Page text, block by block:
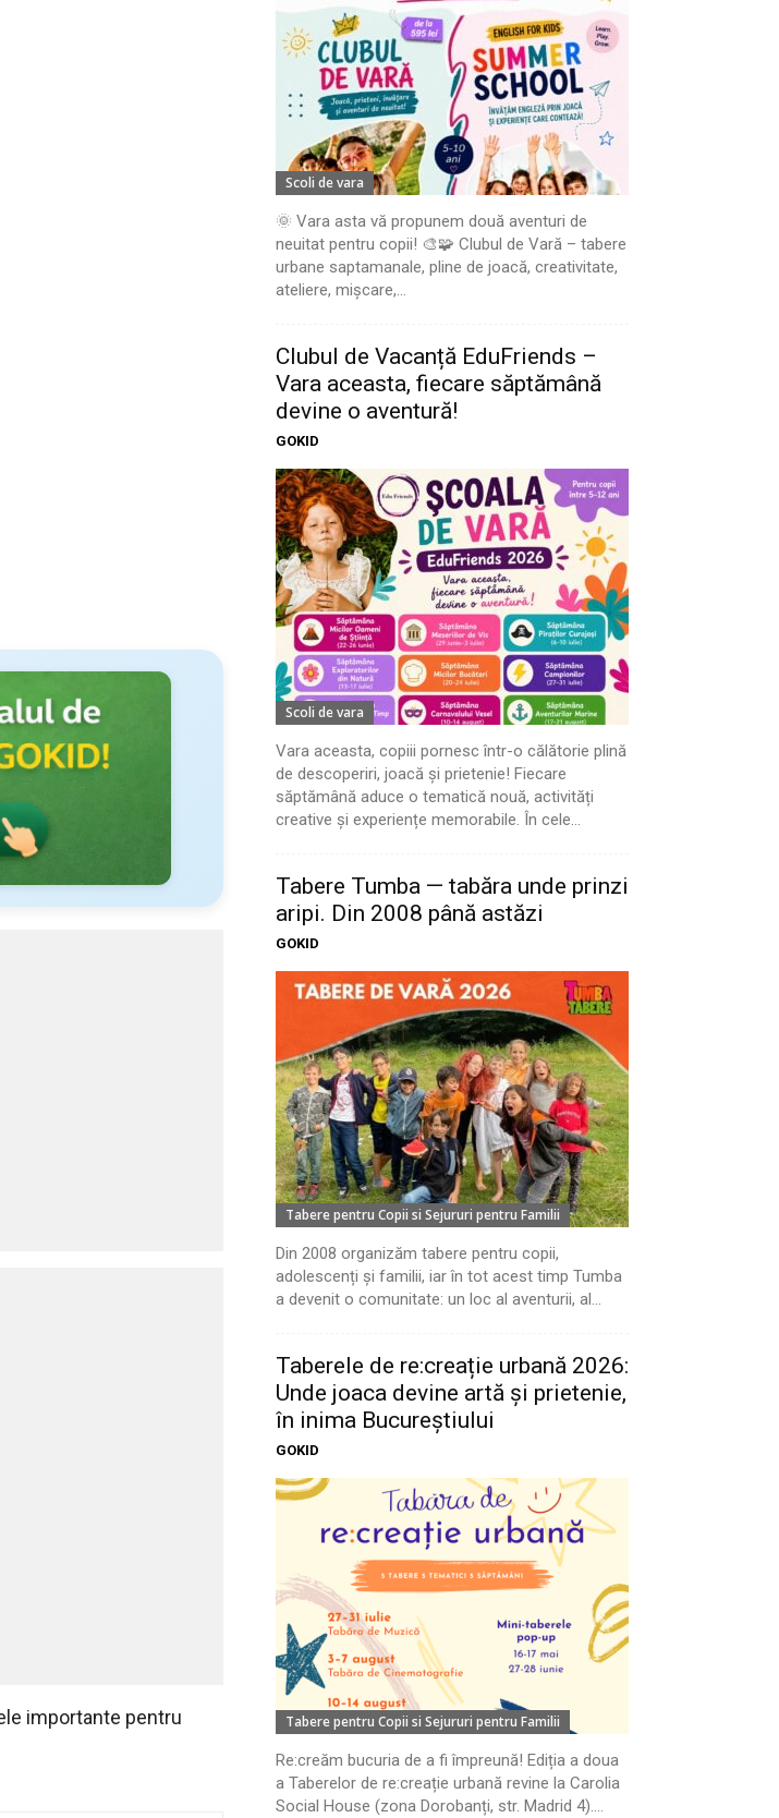
importante pentru
Scoli de vara
🌞 Vara asta vă propunem două aventuri de
neuitat pentru copii! 🎨🧩 Clubul de Vară – tabere
urbane saptamanale, pline de joacă, creativitate,
ateliere, mișcare,...
Clubul de Vacanță EduFriends –
Vara aceasta, fiecare săptămână
devine o aventură!
GOKID
Scoli de vara
Vara aceasta, copiii pornesc într-o călătorie plină
de descoperiri, joacă și prietenie! Fiecare
săptămână aduce o tematică nouă, activități
creative și experiențe memorabile. În cele...
Tabere Tumba — tabăra unde prinzi
aripi. Din 2008 până astăzi
GOKID
Tabere pentru Copii si Sejururi pentru Familii
Din 2008 organizăm tabere pentru copii,
adolescenți și familii, iar în tot acest timp Tumba
a devenit o comunitate: un loc al aventurii, al...
Taberele de re:creație urbană 2026:
Unde joaca devine artă și prietenie,
în inima Bucureștiului
GOKID
Tabere pentru Copii si Sejururi pentru Familii
Re:creăm bucuria de a fi împreună! Ediția a doua
a Taberelor de re:creație urbană revine la Carolia
Social House (zona Dorobanți, str. Madrid 4)....